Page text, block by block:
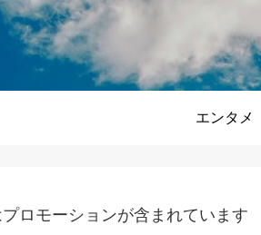
エンタメ
ロモーションが含まれています